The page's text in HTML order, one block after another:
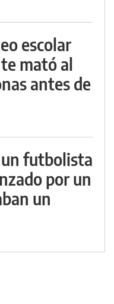
escolar
mató al
antes de
futbolista
por un
un